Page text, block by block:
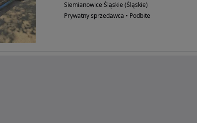
Siemianowice Śląskie (Śląskie)
Prywatny sprzedawca • Podbite